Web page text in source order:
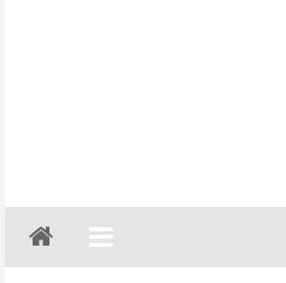
Gazeta
Regionalna